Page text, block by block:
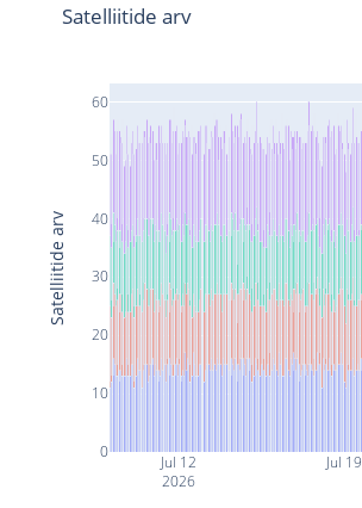
Jul 12
2026
Jul 19
0
10
20
30
40
50
60
Satelliitide arv
Satelliitide arv